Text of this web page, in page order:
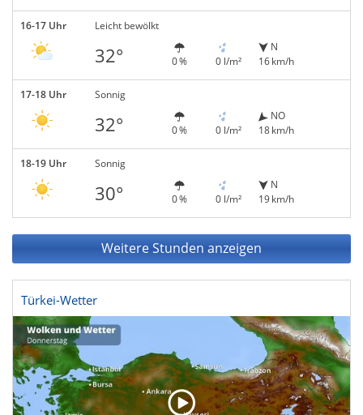
16-17 Uhr Leicht bewölkt
32° 0 % 0 l/m²
N
16 km/h
17-18 Uhr Sonnig
32° 0 % 0 l/m²
NO
18 km/h
18-19 Uhr Sonnig
30° 0 % 0 l/m²
N
19 km/h
Weitere Stunden anzeigen
Türkei-Wetter